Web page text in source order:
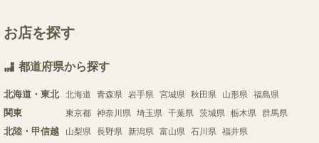
お店を探す
都道府県から探す
北海道・東北 北海道 青森県 岩手県 宮城県 秋田県 山形県 福島県
関東 東京都 神奈川県 埼玉県 千葉県 茨城県 栃木県 群馬県
北陸・甲信越 山梨県 長野県 新潟県 富山県 石川県 福井県